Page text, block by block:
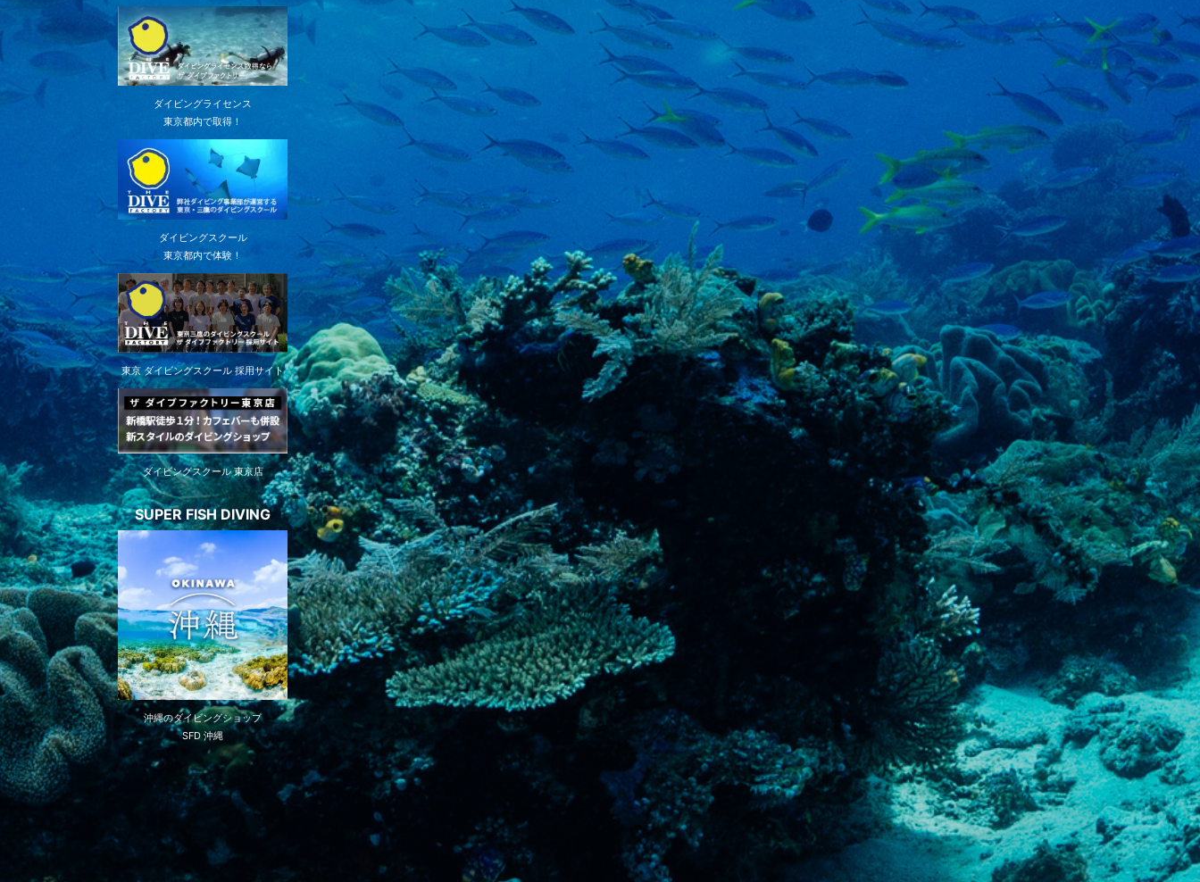
ダイビングライセンス
東京都内で取得！
ダイビングスクール
東京都内で体験！
東京 ダイビングスクール 採用サイト
ダイビングスクール 東京店
SUPER FISH DIVING
沖縄のダイビングショップ
SFD 沖縄